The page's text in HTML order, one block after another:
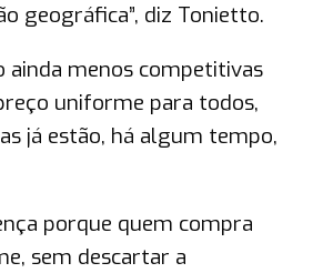
geográfica”, diz Tonietto.
ainda menos competitivas
uniforme para todos,
já estão, há algum tempo,
porque quem compra
sem descartar a